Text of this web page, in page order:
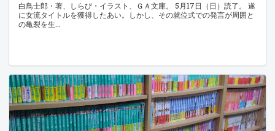
白鳥士郎・著、しらび・イラスト、ＧＡ文庫。 5月17日（日）読了。 遂
に女流タイトルを獲得したあい。しかし、その就位式での発言が周囲と
の亀裂を生